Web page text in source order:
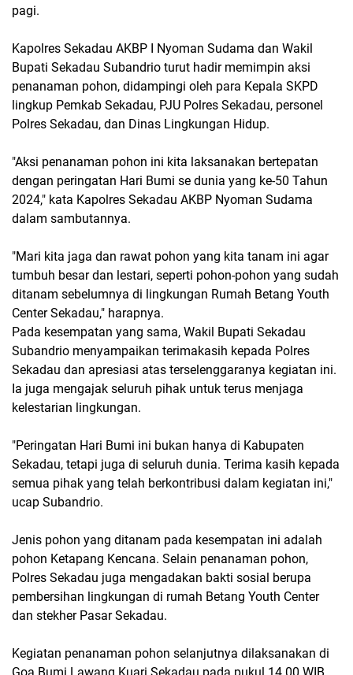
pagi.
Kapolres Sekadau AKBP I Nyoman Sudama dan Wakil
Bupati Sekadau Subandrio turut hadir memimpin aksi
penanaman pohon, didampingi oleh para Kepala SKPD
lingkup Pemkab Sekadau, PJU Polres Sekadau, personel
Polres Sekadau, dan Dinas Lingkungan Hidup.
"Aksi penanaman pohon ini kita laksanakan bertepatan
dengan peringatan Hari Bumi se dunia yang ke-50 Tahun
2024," kata Kapolres Sekadau AKBP Nyoman Sudama
dalam sambutannya.
"Mari kita jaga dan rawat pohon yang kita tanam ini agar
tumbuh besar dan lestari, seperti pohon-pohon yang sudah
ditanam sebelumnya di lingkungan Rumah Betang Youth
Center Sekadau," harapnya.
Pada kesempatan yang sama, Wakil Bupati Sekadau
Subandrio menyampaikan terimakasih kepada Polres
Sekadau dan apresiasi atas terselenggaranya kegiatan ini.
Ia juga mengajak seluruh pihak untuk terus menjaga
kelestarian lingkungan.
"Peringatan Hari Bumi ini bukan hanya di Kabupaten
Sekadau, tetapi juga di seluruh dunia. Terima kasih kepada
semua pihak yang telah berkontribusi dalam kegiatan ini,"
ucap Subandrio.
Jenis pohon yang ditanam pada kesempatan ini adalah
pohon Ketapang Kencana. Selain penanaman pohon,
Polres Sekadau juga mengadakan bakti sosial berupa
pembersihan lingkungan di rumah Betang Youth Center
dan stekher Pasar Sekadau.
Kegiatan penanaman pohon selanjutnya dilaksanakan di